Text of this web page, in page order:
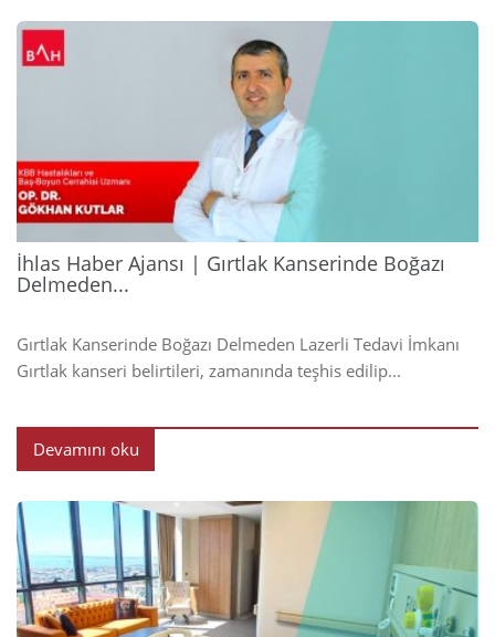
İhlas Haber Ajansı | Gırtlak Kanserinde Boğazı
Delmeden...
Gırtlak Kanserinde Boğazı Delmeden Lazerli Tedavi İmkanı
Gırtlak kanseri belirtileri, zamanında teşhis edilip...
Devamını oku
2024